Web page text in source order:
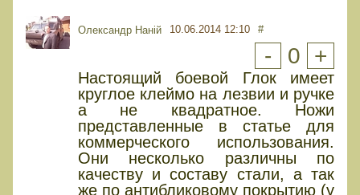
Олександр Нанiй 10.06.2014 12:10 #
- 0 +
Настоящий боевой Глок имеет
круглое клеймо на лезвии и ручке
а не квадратное. Ножи
представленные в статье для
коммерческого использования.
Они несколько различны по
качеству и составу стали, а так
же по антибликовому покрытию (у